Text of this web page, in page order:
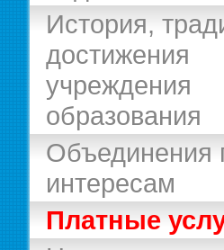
История,
достижения
учреждения
образования
Объединения
интересам
Платные